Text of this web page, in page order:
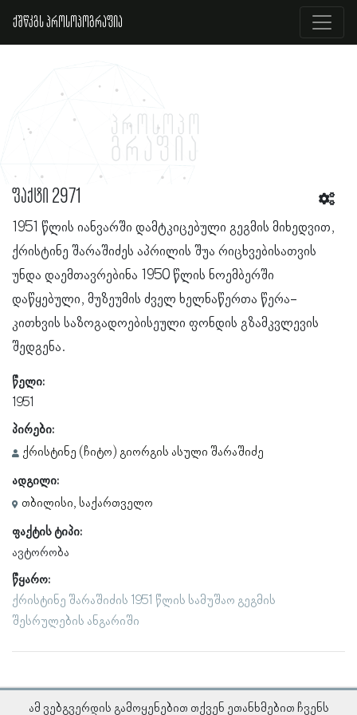
ქშწკგს პროსოპოგრაფია
ფაქტი 2971
1951 წლის იანვარში დამტკიცებული გეგმის მიხედვით,
ქრისტინე შარაშიძეს აპრილის შუა რიცხვებისათვის
უნდა დაემთავრებინა 1950 წლის ნოემბერში
დაწყებული, მუზეუმის ძველ ხელნაწერთა წერა-
კითხვის საზოგადოებისეული ფონდის გზამკვლევის
შედგენა.
წელი:
1951
პირები:
ქრისტინე (ჩიტო) გიორგის ასული შარაშიძე
ადგილი:
თბილისი, საქართველო
ფაქტის ტიპი:
ავტორობა
წყარო:
ქრისტინე შარაშიძის 1951 წლის სამუშაო გეგმის
შესრულების ანგარიში
ამ ვებგვერდის გამოყენებით თქვენ ეთანხმებით ჩვენს